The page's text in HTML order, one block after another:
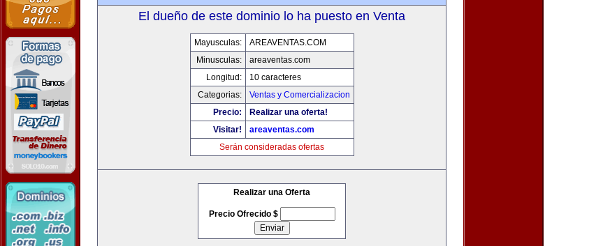
El dueño de este dominio lo ha puesto en Venta
Mayusculas:
AREAVENTAS.COM
Minusculas:
areaventas.com
Longitud:
10 caracteres
Categorias:
Ventas y Comercializacion
Precio:
Realizar una oferta!
Visitar!
areaventas.com
Serán consideradas ofertas
Realizar una Oferta
Precio Ofrecido $